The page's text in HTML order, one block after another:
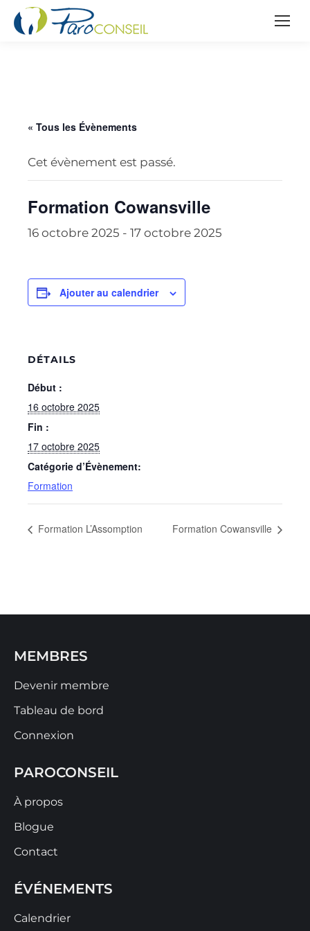
« Tous les Évènements
Cet évènement est passé.
Formation Cowansville
16 octobre 2025 - 17 octobre 2025
Ajouter au calendrier
DÉTAILS
Début :
16 octobre 2025
Fin :
17 octobre 2025
Catégorie d’Évènement:
Formation
Formation L’Assomption Formation Cowansville
MEMBRES
Devenir membre
Tableau de bord
Connexion
PAROCONSEIL
À propos
Blogue
Contact
ÉVÉNEMENTS
Calendrier